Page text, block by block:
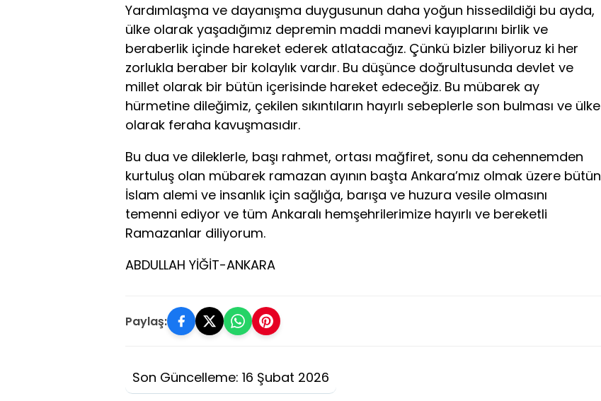
Yardımlaşma ve dayanışma duygusunun daha yoğun hissedildiği bu ayda,
ülke olarak yaşadığımız depremin maddi manevi kayıplarını birlik ve
beraberlik içinde hareket ederek atlatacağız. Çünkü bizler biliyoruz ki her
zorlukla beraber bir kolaylık vardır. Bu düşünce doğrultusunda devlet ve
millet olarak bir bütün içerisinde hareket edeceğiz. Bu mübarek ay
hürmetine dileğimiz, çekilen sıkıntıların hayırlı sebeplerle son bulması ve ülke
olarak feraha kavuşmasıdır.
Bu dua ve dileklerle, başı rahmet, ortası mağfiret, sonu da cehennemden
kurtuluş olan mübarek ramazan ayının başta Ankara’mız olmak üzere bütün
İslam alemi ve insanlık için sağlığa, barışa ve huzura vesile olmasını
temenni ediyor ve tüm Ankaralı hemşehrilerimize hayırlı ve bereketli
Ramazanlar diliyorum.
ABDULLAH YİĞİT-ANKARA
Paylaş:
Son Güncelleme: 16 Şubat 2026